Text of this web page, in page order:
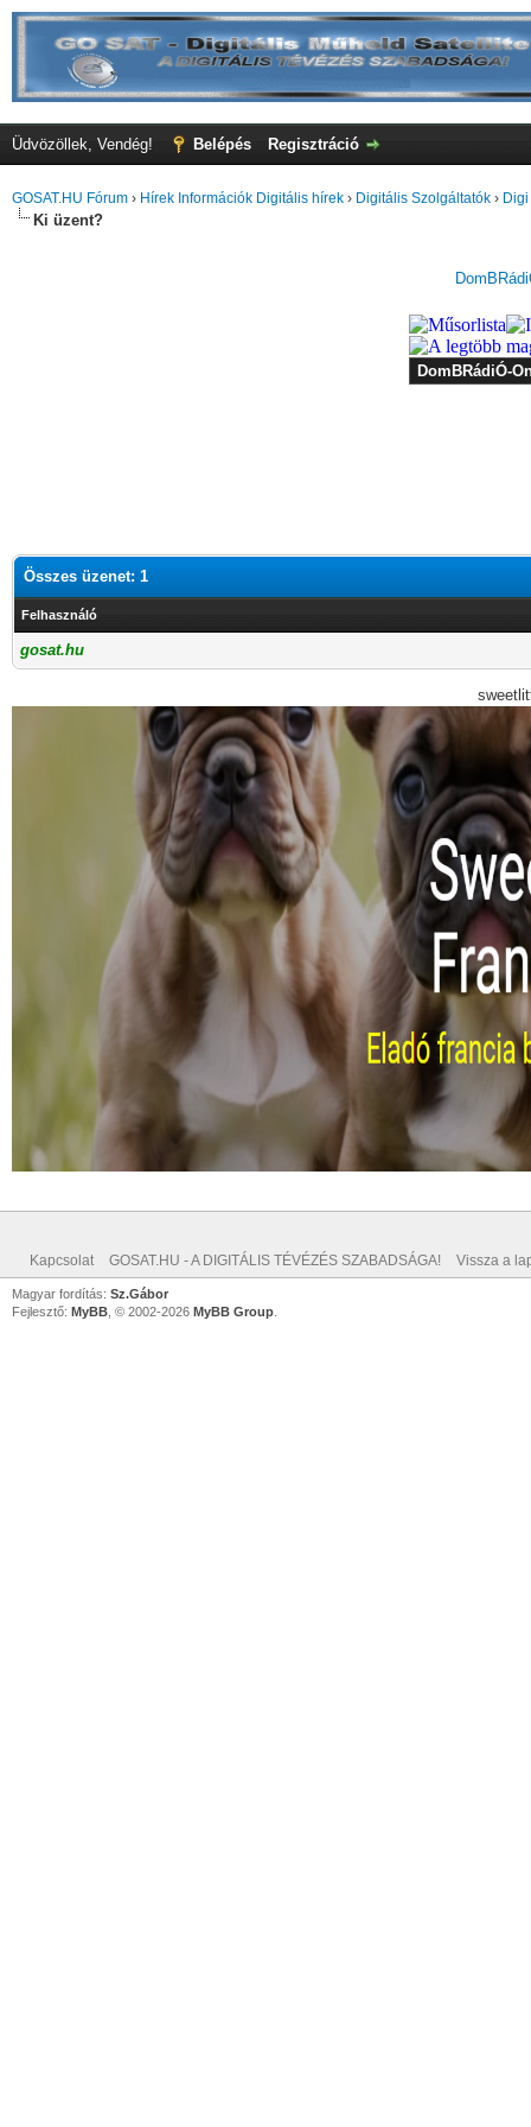
Üdvözöllek, Vendég! Belépés Regisztráció
GOSAT.HU Fórum › Hírek Információk Digitális hírek › Digitális Szolgáltatók ›
Ki üzent?
Összes üzenet: 1
Felhasználó
gosat.hu
Kapcsolat GOSAT.HU - A DIGITÁLIS TÉVÉZÉS SZABADSÁGA! Vissza a
Magyar fordítás: Sz.Gábor
Fejlesztő: MyBB , © 2002-2026 MyBB Group